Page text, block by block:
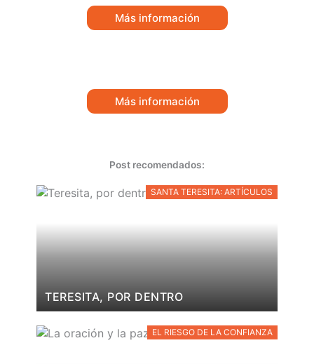
Más información
Más información
Post recomendados:
SANTA TERESITA: ARTÍCULOS
TERESITA, POR DENTRO
EL RIESGO DE LA CONFIANZA